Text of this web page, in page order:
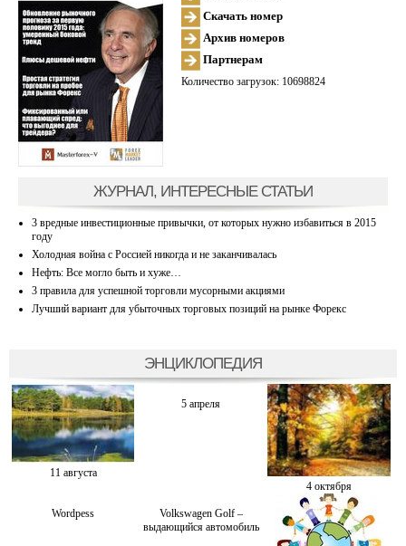
Скачать номер
Архив номеров
Партнерам
Количество загрузок: 10698824
ЖУРНАЛ, ИНТЕРЕСНЫЕ СТАТЬИ
3 вредные инвестиционные привычки, от которых нужно избавиться в 2015
году
Холодная война с Россией никогда и не заканчивалась
Нефть: Все могло быть и хуже…
3 правила для успешной торговли мусорными акциями
Лучший вариант для убыточных торговых позиций на рынке Форекс
ЭНЦИКЛОПЕДИЯ
11 августа
5 апреля
4 октября
Wordpess
Volkswagen Golf –
выдающийся автомобиль